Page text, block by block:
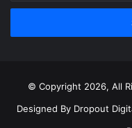
Email
© Copyright 2026, All
Designed By Dropout